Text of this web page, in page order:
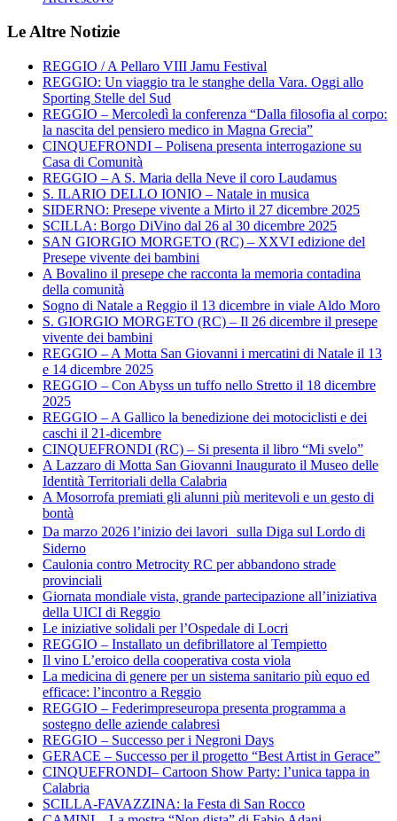
Le Altre Notizie
REGGIO / A Pellaro VIII Jamu Festival
REGGIO: Un viaggio tra le stanghe della Vara. Oggi allo
Sporting Stelle del Sud
REGGIO – Mercoledì la conferenza “Dalla filosofia al corpo:
la nascita del pensiero medico in Magna Grecia”
CINQUEFRONDI – Polisena presenta interrogazione su
Casa di Comunità
REGGIO – A S. Maria della Neve il coro Laudamus
S. ILARIO DELLO IONIO – Natale in musica
SIDERNO: Presepe vivente a Mirto il 27 dicembre 2025
SCILLA: Borgo DiVino dal 26 al 30 dicembre 2025
SAN GIORGIO MORGETO (RC) – XXVI edizione del
Presepe vivente dei bambini
A Bovalino il presepe che racconta la memoria contadina
della comunità
Sogno di Natale a Reggio il 13 dicembre in viale Aldo Moro
S. GIORGIO MORGETO (RC) – Il 26 dicembre il presepe
vivente dei bambini
REGGIO – A Motta San Giovanni i mercatini di Natale il 13
e 14 dicembre 2025
REGGIO – Con Abyss un tuffo nello Stretto il 18 dicembre
2025
REGGIO – A Gallico la benedizione dei motociclisti e dei
caschi il 21-dicembre
CINQUEFRONDI (RC) – Si presenta il libro “Mi svelo”
A Lazzaro di Motta San Giovanni Inaugurato il Museo delle
Identità Territoriali della Calabria
A Mosorrofa premiati gli alunni più meritevoli e un gesto di
bontà
Da marzo 2026 l’inizio dei lavori sulla Diga sul Lordo di
Siderno
Caulonia contro Metrocity RC per abbandono strade
provinciali
Giornata mondiale vista, grande partecipazione all’iniziativa
della UICI di Reggio
Le iniziative solidali per l’Ospedale di Locri
REGGIO – Installato un defibrillatore al Tempietto
Il vino L’eroico della cooperativa costa viola
La medicina di genere per un sistema sanitario più equo ed
efficace: l’incontro a Reggio
REGGIO – Federimpreseuropa presenta programma a
sostegno delle aziende calabresi
REGGIO – Successo per i Negroni Days
GERACE – Successo per il progetto “Best Artist in Gerace”
CINQUEFRONDI– Cartoon Show Party: l’unica tappa in
Calabria
SCILLA-FAVAZZINA: la Festa di San Rocco